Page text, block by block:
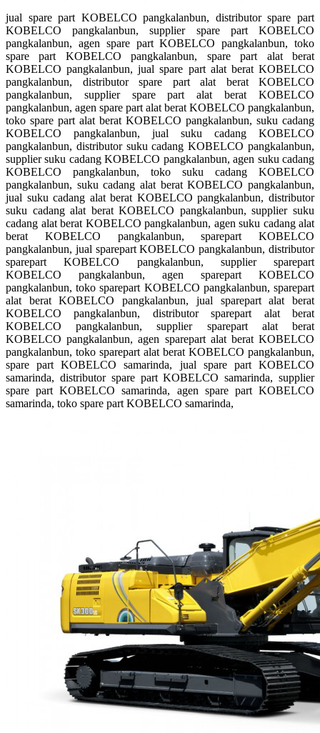
jual spare part KOBELCO pangkalanbun, distributor spare part
KOBELCO pangkalanbun, supplier spare part KOBELCO
pangkalanbun, agen spare part KOBELCO pangkalanbun, toko
spare part KOBELCO pangkalanbun, spare part alat berat
KOBELCO pangkalanbun, jual spare part alat berat KOBELCO
pangkalanbun, distributor spare part alat berat KOBELCO
pangkalanbun, supplier spare part alat berat KOBELCO
pangkalanbun, agen spare part alat berat KOBELCO pangkalanbun,
toko spare part alat berat KOBELCO pangkalanbun, suku cadang
KOBELCO pangkalanbun, jual suku cadang KOBELCO
pangkalanbun, distributor suku cadang KOBELCO pangkalanbun,
supplier suku cadang KOBELCO pangkalanbun, agen suku cadang
KOBELCO pangkalanbun, toko suku cadang KOBELCO
pangkalanbun, suku cadang alat berat KOBELCO pangkalanbun,
jual suku cadang alat berat KOBELCO pangkalanbun, distributor
suku cadang alat berat KOBELCO pangkalanbun, supplier suku
cadang alat berat KOBELCO pangkalanbun, agen suku cadang alat
berat KOBELCO pangkalanbun, sparepart KOBELCO
pangkalanbun, jual sparepart KOBELCO pangkalanbun, distributor
sparepart KOBELCO pangkalanbun, supplier sparepart
KOBELCO pangkalanbun, agen sparepart KOBELCO
pangkalanbun, toko sparepart KOBELCO pangkalanbun, sparepart
alat berat KOBELCO pangkalanbun, jual sparepart alat berat
KOBELCO pangkalanbun, distributor sparepart alat berat
KOBELCO pangkalanbun, supplier sparepart alat berat
KOBELCO pangkalanbun, agen sparepart alat berat KOBELCO
pangkalanbun, toko sparepart alat berat KOBELCO pangkalanbun,
spare part KOBELCO samarinda, jual spare part KOBELCO
samarinda, distributor spare part KOBELCO samarinda, supplier
spare part KOBELCO samarinda, agen spare part KOBELCO
samarinda, toko spare part KOBELCO samarinda,